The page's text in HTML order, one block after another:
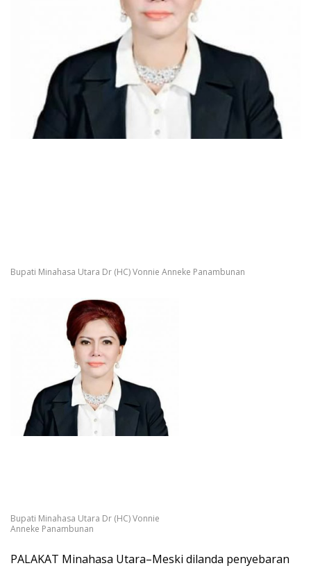
Bupati Minahasa Utara Dr (HC) Vonnie Anneke Panambunan
Bupati Minahasa Utara Dr (HC) Vonnie
Anneke Panambunan
PALAKAT Minahasa Utara–Meski dilanda penyebaran